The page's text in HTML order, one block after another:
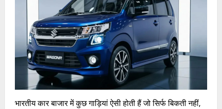
भारतीय कार बाजार में कुछ गाड़ियां ऐसी होती हैं जो सिर्फ बिकती नहीं,